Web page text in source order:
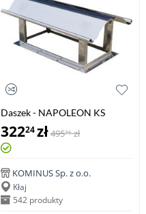
Daszek - NAPOLEON KS
140x270mm
32224zł49575 zł
KOMINUS Sp. z o.o.
Kłaj
542 produkty